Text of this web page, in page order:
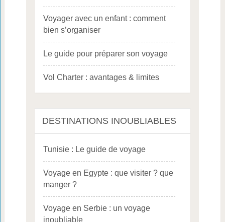
Voyager avec un enfant : comment
bien s’organiser
Le guide pour préparer son voyage
Vol Charter : avantages & limites
DESTINATIONS INOUBLIABLES
Tunisie : Le guide de voyage
Voyage en Egypte : que visiter ? que
manger ?
Voyage en Serbie : un voyage
inoubliable